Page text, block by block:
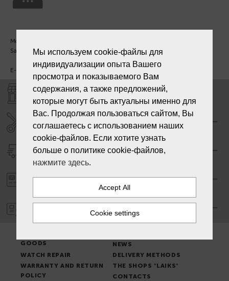
Mon. - Fri. 09:00 - 18:00
Sat - Sun. - Out.
E-mail: info@laiksjewellery.lv
SHOPS "LAIKS"
SERVICE CENTER "LAIKS"
DELIVERY
PAYMENT ORDER
GOODS
NEWS
WATCH REPAIR
DELIVERY METHODS
WARRANTY AND RETURN
POLICY
THE SHOPS "LAIKS"
CONTACTS
Мы используем cookie-файлы для
индивидуализации опыта Вашего
просмотра и показываемого Вам
содержания, а также предложений,
которые могут быть актуальны именно для
Вас. Продолжая пользоваться сайтом, Вы
соглашаетесь с использованием наших
cookie-файлов. Если хотите узнать
больше о политике cookie-файлов,
нажмите здесь.